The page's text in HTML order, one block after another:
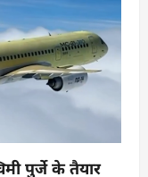
पुर्जे के तैयार